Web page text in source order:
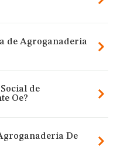
de Agroganaderia
de
Oe?
De